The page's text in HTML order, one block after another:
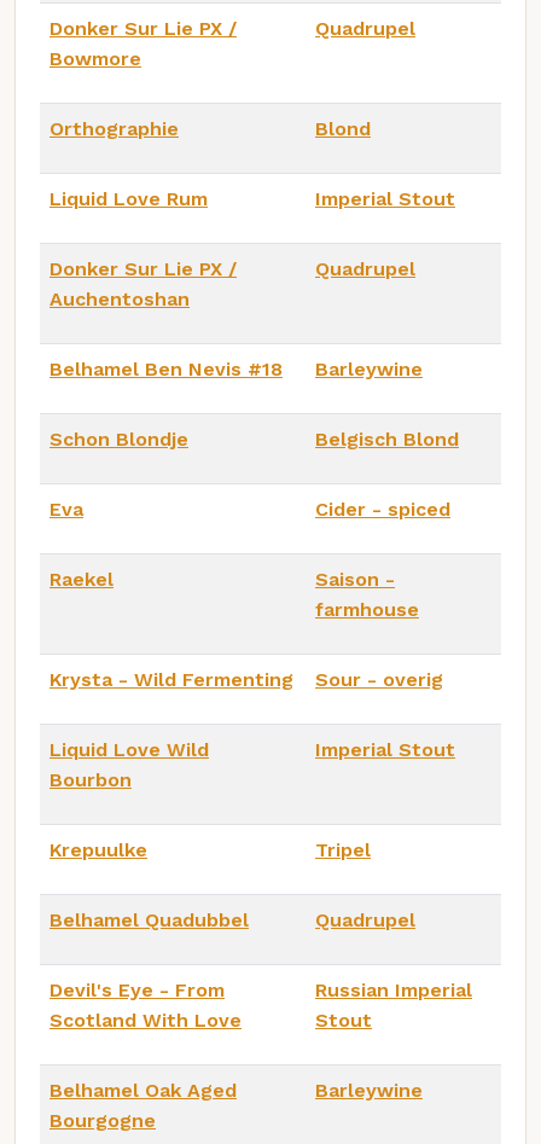
Donker Sur Lie PX /
Bowmore
Quadrupel
Orthographie Blond
Liquid Love Rum Imperial Stout
Donker Sur Lie PX /
Auchentoshan
Quadrupel
Belhamel Ben Nevis #18 Barleywine
Schon Blondje Belgisch Blond
Eva Cider - spiced
Raekel
Saison -
farmhouse
Krysta - Wild Fermenting Sour - overig
Liquid Love Wild
Bourbon
Imperial Stout
Krepuulke Tripel
Belhamel Quadubbel Quadrupel
Devil's Eye - From
Scotland With Love
Russian Imperial
Stout
Belhamel Oak Aged
Bourgogne
Barleywine